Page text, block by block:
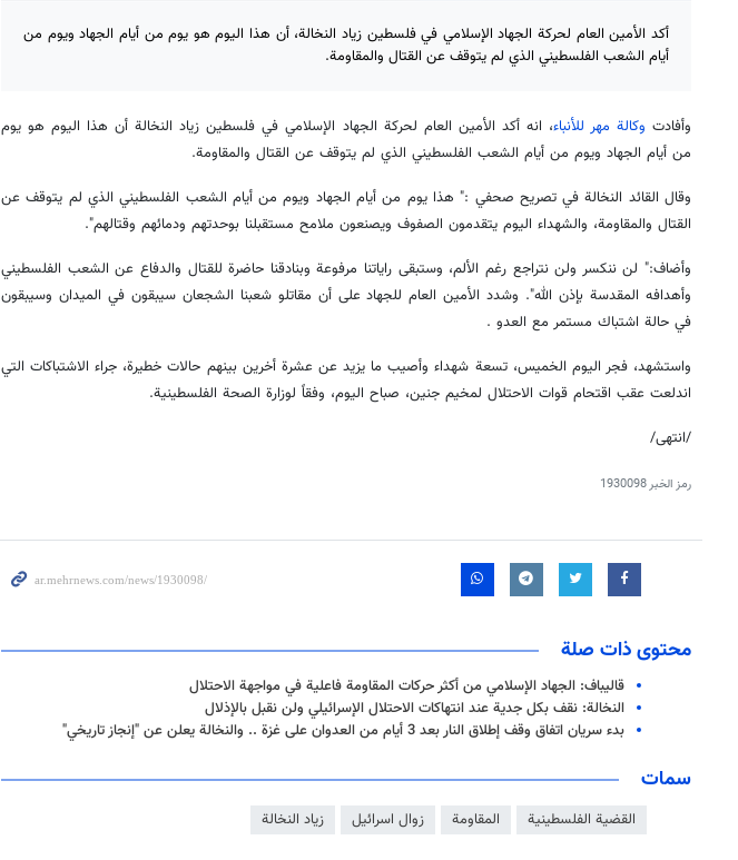
أكد الأمين العام لحركة الجهاد الإسلامي في فلسطين زياد النخالة، أن هذا اليوم هو يوم من أيام الجهاد ويوم من
أيام الشعب الفلسطيني الذي لم يتوقف عن القتال والمقاومة.
وأفادت وكالة مهر للأنباء، انه أكد الأمين العام لحركة الجهاد الإسلامي في فلسطين زياد النخالة أن هذا اليوم هو يوم
من أيام الجهاد ويوم من أيام الشعب الفلسطيني الذي لم يتوقف عن القتال والمقاومة.
وقال القائد النخالة في تصريح صحفي :" هذا يوم من أيام الجهاد ويوم من أيام الشعب الفلسطيني الذي لم يتوقف عن
القتال والمقاومة، والشهداء اليوم يتقدمون الصفوف ويصنعون ملامح مستقبلنا بوحدتهم ودمائهم وقتالهم".
وأضاف:" لن ننكسر ولن نتراجع رغم الألم، وستبقى راياتنا مرفوعة وبنادقنا حاضرة للقتال والدفاع عن الشعب الفلسطيني
وأهدافه المقدسة بإذن الله". وشدد الأمين العام للجهاد على أن مقاتلو شعبنا الشجعان سيبقون في الميدان وسيبقون
في حالة اشتباك مستمر مع العدو .
واستشهد، فجر اليوم الخميس، تسعة شهداء وأصيب ما يزيد عن عشرة أخرين بينهم حالات خطيرة، جراء الاشتباكات التي
اندلعت عقب اقتحام قوات الاحتلال لمخيم جنين، صباح اليوم، وفقاً لوزارة الصحة الفلسطينية.
/انتهى/
رمز الخبر1930098
محتوى ذات صلة
قاليباف: الجهاد الإسلامي من أكثر حركات المقاومة فاعلية في مواجهة الاحتلال
النخالة: نقف بكل جدية عند انتهاكات الاحتلال الإسرائيلي ولن نقبل بالإذلال
بدء سريان اتفاق وقف إطلاق النار بعد 3 أيام من العدوان على غزة .. والنخالة يعلن عن "إنجاز تاريخي"
سمات
القضية الفلسطينية المقاومة زوال اسرائيل زياد النخالة